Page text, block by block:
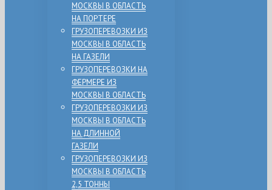
МОСКВЫ В ОБЛАСТЬ
НА ПОРТЕРЕ
ГРУЗОПЕРЕВОЗКИ ИЗ
МОСКВЫ В ОБЛАСТЬ
НА ГАЗЕЛИ
ГРУЗОПЕРЕВОЗКИ НА
ФЕРМЕРЕ ИЗ
МОСКВЫ В ОБЛАСТЬ
ГРУЗОПЕРЕВОЗКИ ИЗ
МОСКВЫ В ОБЛАСТЬ
НА ДЛИННОЙ
ГАЗЕЛИ
ГРУЗОПЕРЕВОЗКИ ИЗ
МОСКВЫ В ОБЛАСТЬ
2,5 ТОННЫ